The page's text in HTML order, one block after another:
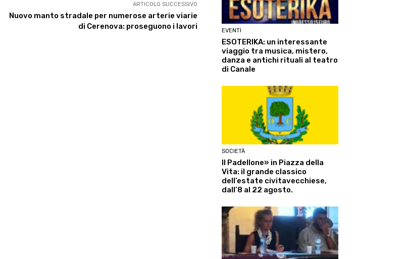
ARTICOLO SUCCESSIVO
Nuovo manto stradale per numerose arterie viarie
di Cerenova: proseguono i lavori
EVENTI
ESOTERIKA: un interessante
viaggio tra musica, mistero,
danza e antichi rituali al teatro
di Canale
SOCIETÀ
Il Padellone» in Piazza della
Vita: il grande classico
dell’estate civitavecchiese,
dall’8 al 22 agosto.